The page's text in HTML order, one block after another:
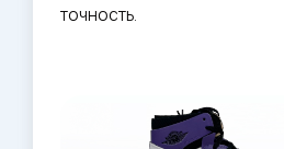
точность.